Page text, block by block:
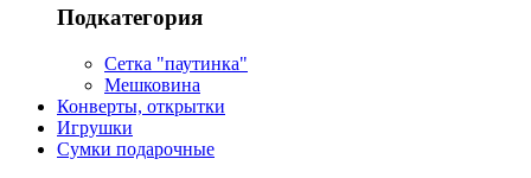
Подкатегория
Сетка "паутинка"
Мешковина
Конверты, открытки
Игрушки
Сумки подарочные